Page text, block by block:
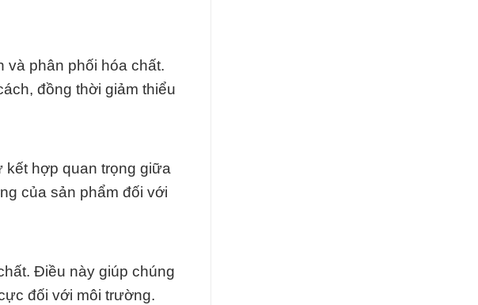
và phân phối hóa chất.
đồng thời giảm thiểu
kết hợp quan trọng giữa
của sản phẩm đối với
Điều này giúp chúng
đối với môi trường.